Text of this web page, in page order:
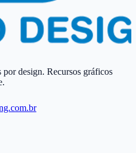
por design. Recursos gráficos